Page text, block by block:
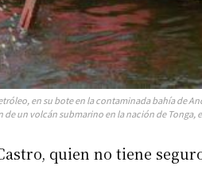
en su bote en la contaminada bahía de
un volcán submarino en la nación de Tonga,
quien no tiene